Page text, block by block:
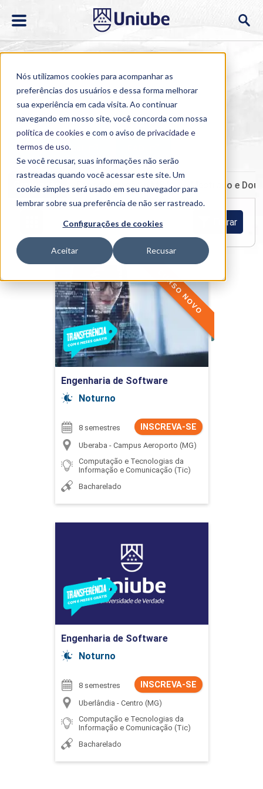
Nós utilizamos cookies para acompanhar as
preferências dos usuários e dessa forma melhorar
sua experiência em cada visita. Ao continuar
navegando em nosso site, você concorda com nossa
política de cookies e com o aviso deprivacidade e
termos de uso.
Se você recusar, suas informações não serão
rastreadas quando você acessar este site. Um
cookie simples será usado em seu navegador para
lembrar sobre sua preferência de não ser rastreado.
Configurações de cookies
Aceitar Recusar
Home > Cursos > Presencial >Graduação
Semipresencial
Graduação Especialização e MBA Mestrado e
Filtrar
Buscar
Engenharia de Software
Noturno
CURSO NOVO
INSCREVA-SE
8 semestres
Uberaba - Campus Aeroporto (MG)
Computação e Tecnologias da
Informação e Comunicação (Tic)
Bacharelado
Engenharia de Software
Detalhes do curso
Ir para Inscrição
Engenharia de Software
Noturno
INSCREVA-SE
8 semestres
Uberlândia - Centro (MG)
Computação e Tecnologias da
Informação e Comunicação (Tic)
Bacharelado
Detalhes do curso
Ir para Inscrição